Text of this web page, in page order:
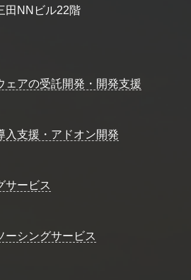
田NNビル22階
ェアの受託開発・開発支援
入支援・アドオン開発
サービス
ーシングサービス